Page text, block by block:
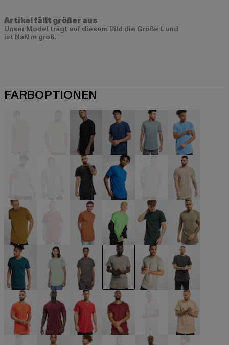
Artikel fällt größer aus
Unser Model trägt auf diesem Bild die Größe L und
ist NaN m groß.
FARBOPTIONEN
schwarz blau blau
blau blau blau blau braun
braun braun braun grün grün grün
grün grün grau grau grau
rot rot rosa